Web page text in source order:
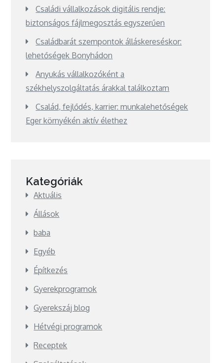
Családi vállalkozások digitális rendje:
biztonságos fájlmegosztás egyszerűen
Családbarát szempontok álláskereséskor:
lehetőségek Bonyhádon
Anyukás vállalkozóként a
székhelyszolgáltatás árakkal találkoztam
Család, fejlődés, karrier: munkalehetőségek
Eger környékén aktív élethez
Kategóriák
Aktuális
Állások
baba
Egyéb
Építkezés
Gyerekprogramok
Gyerekszáj blog
Hétvégi programok
Receptek